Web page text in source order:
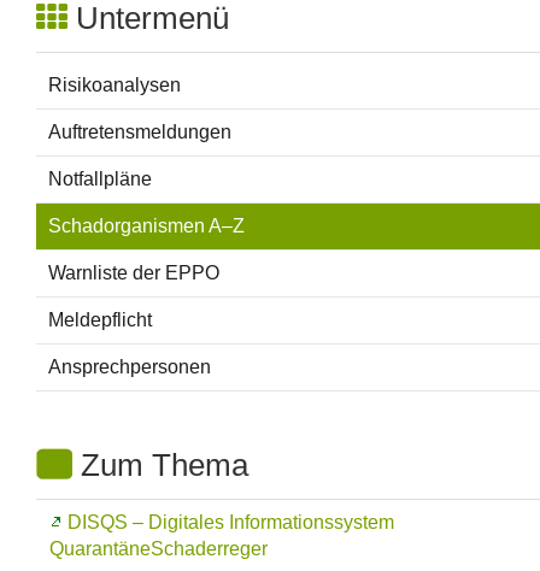
Untermenü
Risikoanalysen
Auftretensmeldungen
Notfallpläne
Schadorganismen A–Z
Warnliste der EPPO
Meldepflicht
Ansprechpersonen
Zum Thema
DISQS – Digitales Informationssystem
QuarantäneSchaderreger